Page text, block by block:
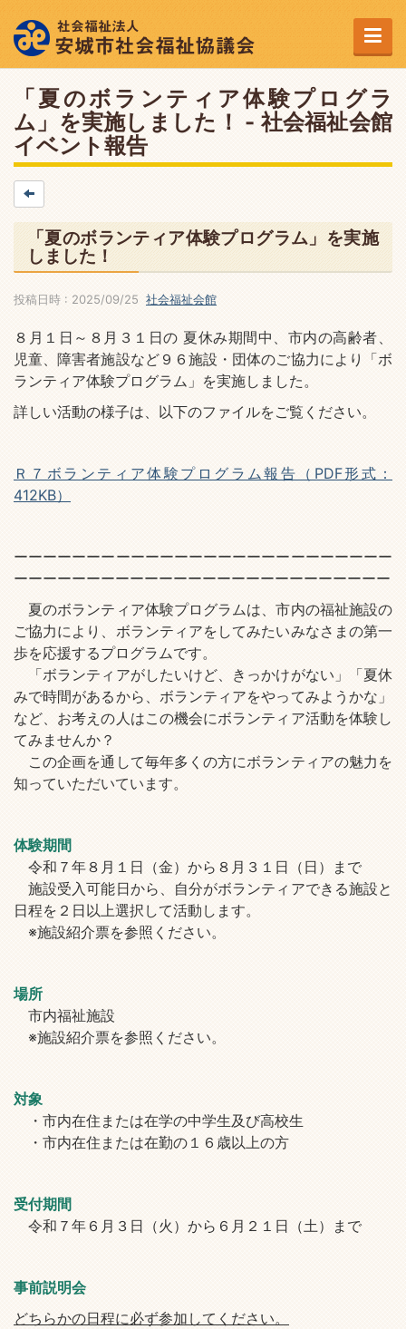
「夏のボランティア体験プログラ
ム」を実施しました！ - 社会福祉会館
イベント報告
「夏のボランティア体験プログラム」を実施
しました！
投稿日時 : 2025/09/25 社会福祉会館
８月１日～８月３１日の 夏休み期間中、市内の高齢者、
児童、障害者施設など９６施設・団体のご協力により「ボ
ランティア体験プログラム」を実施しました。
詳しい活動の様子は、以下のファイルをご覧ください。
Ｒ７ボランティア体験プログラム報告（PDF形式：
412KB）
ーーーーーーーーーーーーーーーーーーーーーーーーーー
ーーーーーーーーーーーーーーーーーーーーーーーーーー
夏のボランティア体験プログラムは、市内の福祉施設の
ご協力により、ボランティアをしてみたいみなさまの第一
歩を応援するプログラムです。
「ボランティアがしたいけど、きっかけがない」「夏休
みで時間があるから、ボランティアをやってみようかな」
など、お考えの人はこの機会にボランティア活動を体験し
てみませんか？
この企画を通して毎年多くの方にボランティアの魅力を
知っていただいています。
体験期間
令和７年８月１日（金）から８月３１日（日）まで
施設受入可能日から、自分がボランティアできる施設と
日程を２日以上選択して活動します。
※施設紹介票を参照ください。
場所
市内福祉施設
※施設紹介票を参照ください。
対象
・市内在住または在学の中学生及び高校生
・市内在住または在勤の１６歳以上の方
受付期間
令和７年６月３日（火）から６月２１日（土）まで
事前説明会
どちらかの日程に必ず参加してください。